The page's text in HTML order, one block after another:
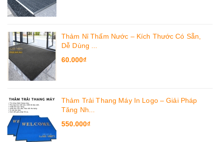
Thảm Nỉ Thấm Nước – Kích Thước Có Sẵn,
Dễ Dùng ...
60.000₫
Thảm Trải Thang Máy In Logo – Giải Pháp
Tăng Nh...
550.000₫